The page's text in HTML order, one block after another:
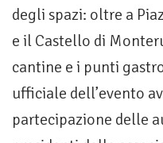
degli spazi: oltre a
e il Castello di
cantine e i punti
ufficiale dell’evento
partecipazione delle